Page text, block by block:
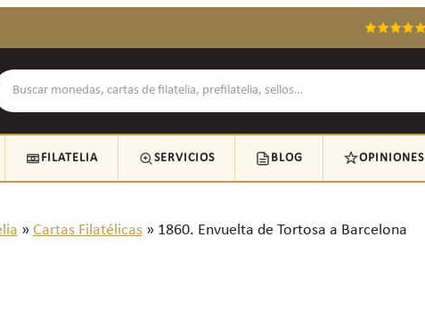
FILATELIA SERVICIOS BLOG OPINIONES
» Cartas Filatélicas» 1860. Envuelta de Tortosa a Barcelona